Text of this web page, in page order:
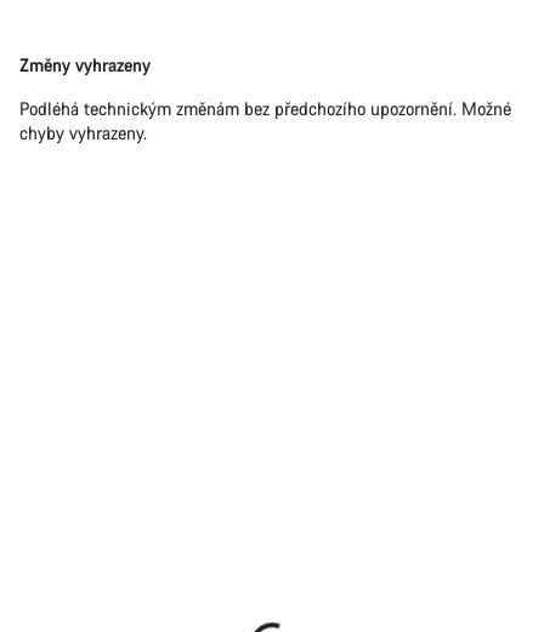
Právní
Změny vyhrazeny
Podléhá technickým změnám bez předchozího upozornění. Možné
chyby vyhrazeny.